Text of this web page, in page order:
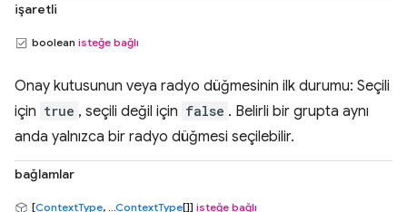
işaretli
boolean isteğe bağlı
Onay kutusunun veya radyo düğmesinin ilk durumu: Seçili
için true , seçili değil için false . Belirli bir grupta aynı
anda yalnızca bir radyo düğmesi seçilebilir.
bağlamlar
[ContextType, ...ContextType[]] isteğe bağlı